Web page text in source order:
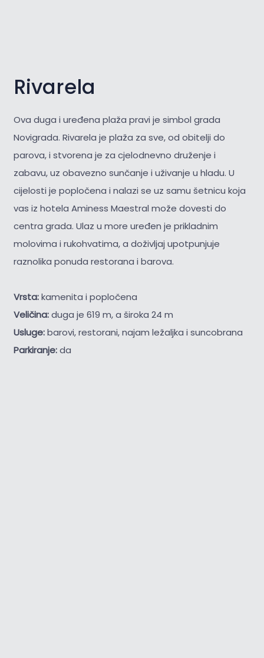
Rivarela
Ova duga i uređena plaža pravi je simbol grada
Novigrada. Rivarela je plaža za sve, od obitelji do
parova, i stvorena je za cjelodnevno druženje i
zabavu, uz obavezno sunčanje i uživanje u hladu. U
cijelosti je popločena i nalazi se uz samu šetnicu koja
vas iz hotela Aminess Maestral može dovesti do
centra grada. Ulaz u more uređen je prikladnim
molovima i rukohvatima, a doživljaj upotpunjuje
raznolika ponuda restorana i barova.
Vrsta:kamenita i popločena
Veličina:duga je 619 m, a široka 24 m
Usluge:barovi, restorani, najam ležaljka i suncobrana
Parkiranje:da